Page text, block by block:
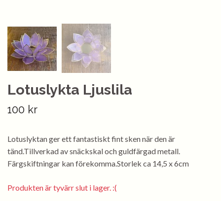
Lotuslykta Ljuslila
100 kr
Lotuslyktan ger ett fantastiskt fint sken när den är
tänd.Tillverkad av snäckskal och guldfärgad metall.
Färgskiftningar kan förekomma.Storlek ca 14,5 x 6cm
Produkten är tyvärr slut i lager. :(